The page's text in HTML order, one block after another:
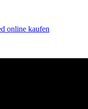
online kaufen